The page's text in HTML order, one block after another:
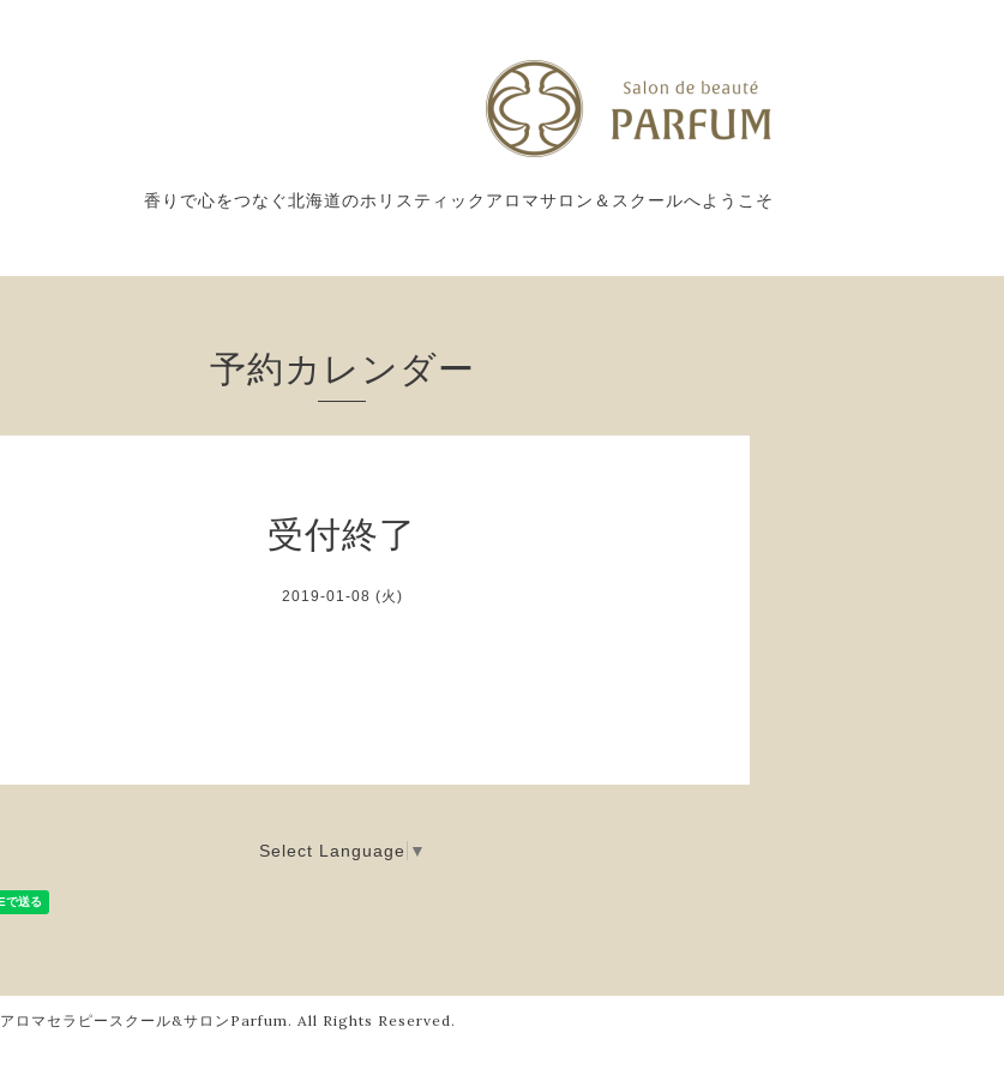
香りで心をつなぐ北海道のホリスティックアロマサロン＆スクールへようこそ
予約カレンダー
受付終了
2019-01-08 (火)
Select Language ▼
アロマセラピースクール&サロンParfum . All Rights Reserved.